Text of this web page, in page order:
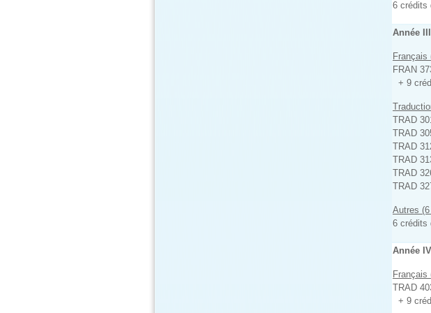
6 crédits
Année III
Français
FRAN
+ 9
TRAD
TRAD
TRAD
TRAD
TRAD
TRAD
Autres
6 crédits
Année IV
Français
TRAD
+ 9